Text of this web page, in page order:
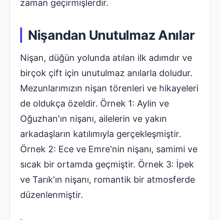
zaman geçirmişlerdir.
Nişandan Unutulmaz Anılar
Nişan, düğün yolunda atılan ilk adımdır ve
birçok çift için unutulmaz anılarla doludur.
Mezunlarımızın nişan törenleri ve hikayeleri
de oldukça özeldir. Örnek 1: Aylin ve
Oğuzhan'ın nişanı, ailelerin ve yakın
arkadaşların katılımıyla gerçekleşmiştir.
Örnek 2: Ece ve Emre'nin nişanı, samimi ve
sıcak bir ortamda geçmiştir. Örnek 3: İpek
ve Tarık'ın nişanı, romantik bir atmosferde
düzenlenmiştir.